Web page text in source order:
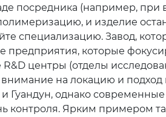
посредника (например,
и изделие
специализацию. Завод,
которые
центры (отделы
внимание на локацию и
Гуандун, однако
контроля. Ярким примером